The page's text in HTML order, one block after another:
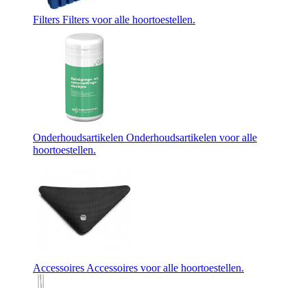
Filters Filters voor alle hoortoestellen.
Onderhoudsartikelen Onderhoudsartikelen voor alle
hoortoestellen.
AccessoiresAccessoires voor alle hoortoestellen.